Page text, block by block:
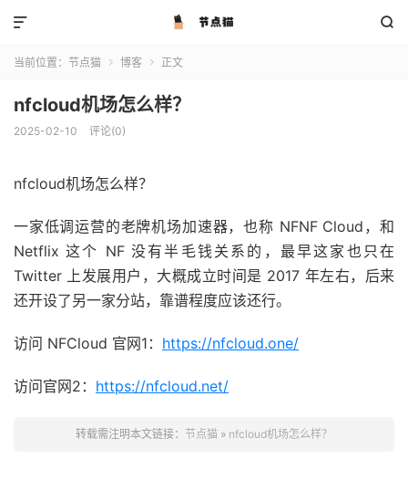


当前位置： 节点猫  博客  正文
nfcloud机场怎么样？
2025-02-10 评论(0)
nfcloud机场怎么样？
一家低调运营的老牌机场加速器，也称 NFNF Cloud，和
Netflix 这个 NF 没有半毛钱关系的，最早这家也只在
Twitter 上发展用户，大概成立时间是 2017 年左右，后来
还开设了另一家分站，靠谱程度应该还行。
访问 NFCloud 官网1： https://nfcloud.one/
访问官网2： https://nfcloud.net/
转载需注明本文链接： 节点猫 » nfcloud机场怎么样？